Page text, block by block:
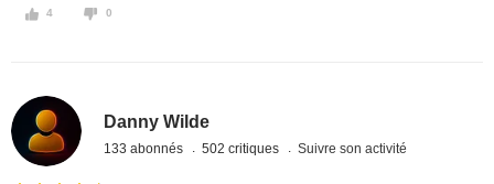
4 0
Danny Wilde
133 abonnés 502 critiques Suivre son activité